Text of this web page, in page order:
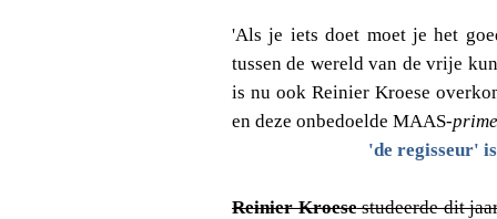
'Als je iets doet moet je het
tussen de wereld van de vrije
is nu ook Reinier Kroese
en deze onbedoelde MAAS-
'de regisseur'
Reinier Kroesestudeerde dit